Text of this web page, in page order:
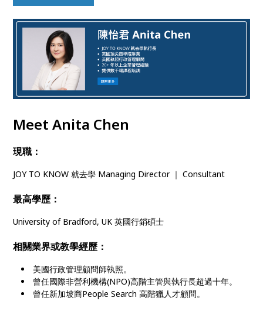
Meet Anita Chen
現職：
JOY TO KNOW 就去學 Managing Director ｜ Consultant
最高學歷：
University of Bradford, UK 英國行銷碩士
相關業界或教學經歷：
美國行政管理顧問師執照。
曾任國際非營利機構(NPO)高階主管與執行長超過十年。
曾任新加坡商People Search 高階獵人才顧問。